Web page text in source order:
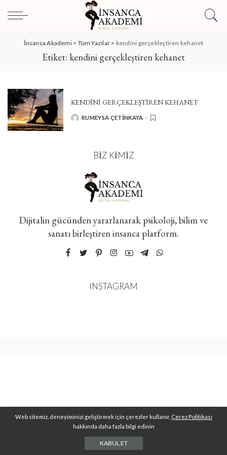
İnsanca Akademi> Tüm Yazılar > kendini gerçekleştiren kehanet
Etiket: kendini gerçekleştiren kehanet
KENDİNİ GERÇEKLEŞTİREN KEHANET
POSTEDRUMEYSA ÇETINKAYA
BIZ KIMIZ
Dijitalin gücünden yararlanarak psikoloji, bilim ve
sanatı birleştiren insanca platform.
INSTAGRAM
Web sitemiz, deneyiminizi geliştirmek için çerezler kullanır. Çerez Politikası
hakkında daha fazla bilgi edinin
KABUL ET